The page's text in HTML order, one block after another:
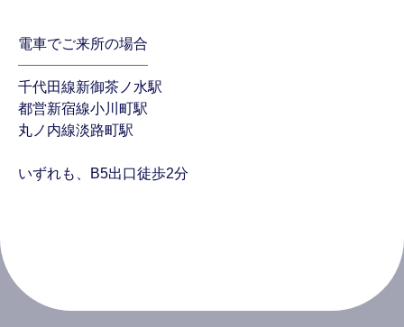
電車でご来所の場合
千代⽥線新御茶ノ⽔駅
都営新宿線⼩川町駅
丸ノ内線淡路町駅
いずれも、B5出⼝徒歩2分